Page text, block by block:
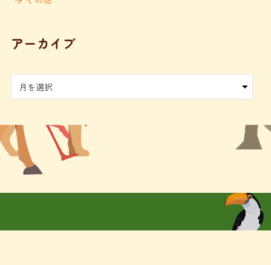
アーカイブ
ブ